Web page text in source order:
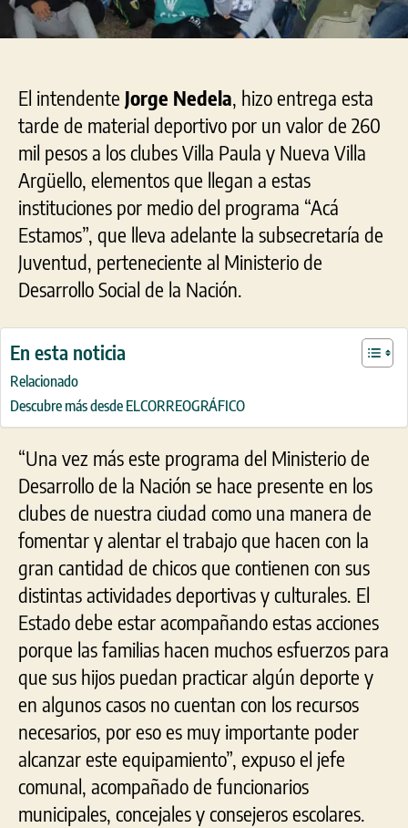
El intendente Jorge Nedela , hizo entrega esta
tarde de material deportivo por un valor de 260
mil pesos a los clubes Villa Paula y Nueva Villa
Argüello, elementos que llegan a estas
instituciones por medio del programa “Acá
Estamos”, que lleva adelante la subsecretaría de
Juventud, perteneciente al Ministerio de
Desarrollo Social de la Nación.
En esta noticia
Relacionado
Descubre más desde ELCORREOGRÁFICO
“Una vez más este programa del Ministerio de
Desarrollo de la Nación se hace presente en los
clubes de nuestra ciudad como una manera de
fomentar y alentar el trabajo que hacen con la
gran cantidad de chicos que contienen con sus
distintas actividades deportivas y culturales. El
Estado debe estar acompañando estas acciones
porque las familias hacen muchos esfuerzos para
que sus hijos puedan practicar algún deporte y
en algunos casos no cuentan con los recursos
necesarios, por eso es muy importante poder
alcanzar este equipamiento”, expuso el jefe
comunal, acompañado de funcionarios
municipales, concejales y consejeros escolares.